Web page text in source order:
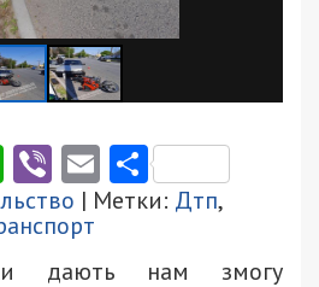
WhatsApp
ViberEmail
| Метки: Дтп,
дають нам змогу